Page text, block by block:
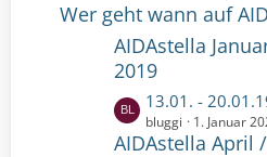
e
i
t
r
ä
g
e
t
e
B
i
t
Wer geht wann auf
AIDAstella
2019
L
e
t
13.01. -
bluggi 1. Januar
AIDAstella April